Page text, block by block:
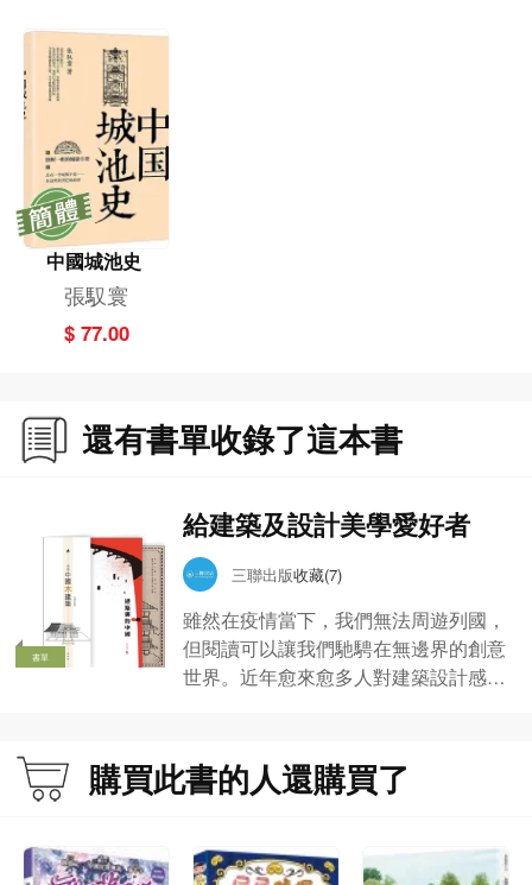
27. 中國佛寺的情況如何？ 084
28. 標準的佛寺是什麼樣的？ 087
29. 佛寺名稱的由來是什麼？ 090
30. 什麼是伽藍七堂？ 093
31. 懸甕建築是怎麼回事？ 095
32. 中國塔的情況是怎樣的？ 098
33. 鳩摩羅什大師的遺跡還有哪些？ 103
34. 什麼是新疆101塔？ 105
35. 寧夏為什麼有108塔？ 108
36. 唐、宋、明各代的塔有何區別？ 110
37. 法門寺塔的情況是怎樣的？ 112
38. 什麼是寶篋印塔？ 114
41. 五座塔建在一起有何意義？ 123
42. 塔林與塔群有何區別？ 126
44. 內蒙古喇嘛廟的分佈是怎樣的？ 131
45. 祠廟的情況如何？ 134
46. 道教建築是怎樣的？ 139
47. 中國清真寺建築情況如何？ 144
四 其他類型
50. 傳統民居有哪些特點？ 152
51. 傳統民居的地域性如何？ 159
54. 內蒙古地區都有些什麼樣的建築？ 166
中國城池史
張馭寰
$ 77.00
還有書單收錄了這本書
書單
給建築及設計美學愛好者
三聯出版收藏(7)
雖然在疫情當下，我們無法周遊列國，
但閱讀可以讓我們馳騁在無邊界的創意
世界。近年愈來愈多人對建築設計感興
計者的精心巧思，甚至蘊含深厚的歷史
文化意義。
購買此書的人還購買了